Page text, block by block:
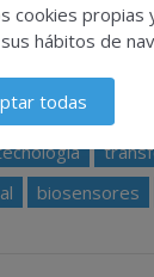
una sesión de
biosensores
cookies propias
hábitos de
todas